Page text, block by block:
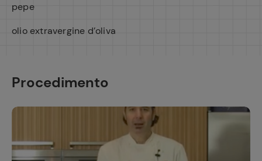
pepe
olio extravergine d’oliva
Procedimento